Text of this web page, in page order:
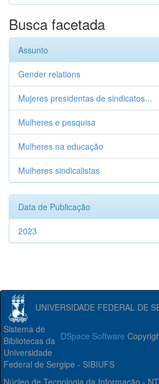
Busca facetada
Assunto
Gender relations
Mujeres presidentas de sindicatos...
Mulheres e pesquisa
Mulheres na educação
Mulheres sindicalistas
Data de Publicação
2023
UNIVERSIDADE FEDERAL DE
DSpace Software
Sistema de
Bibliotecas da
Universidade
Federal de Sergipe - SIBIUFS
Núcleo de Tecnologia da Informação -